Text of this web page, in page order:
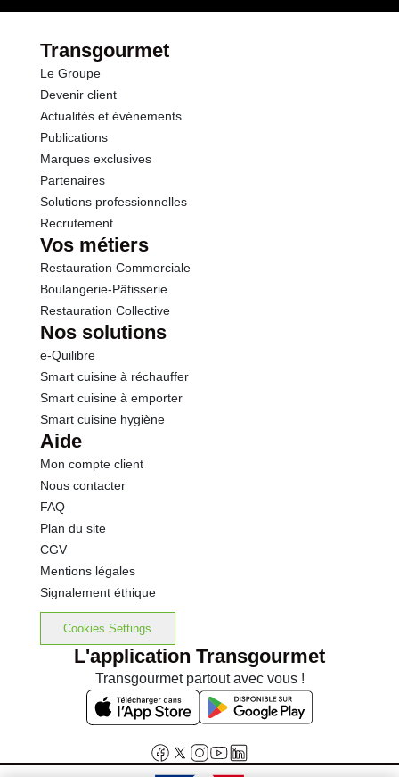
Transgourmet
Le Groupe
Devenir client
Actualités et événements
Publications
Marques exclusives
Partenaires
Solutions professionnelles
Recrutement
Vos métiers
Restauration Commerciale
Boulangerie-Pâtisserie
Restauration Collective
Nos solutions
e-Quilibre
Smart cuisine à réchauffer
Smart cuisine à emporter
Smart cuisine hygiène
Aide
Mon compte client
Nous contacter
FAQ
Plan du site
CGV
Mentions légales
Signalement éthique
Cookies Settings
L'application Transgourmet
Transgourmet partout avec vous !